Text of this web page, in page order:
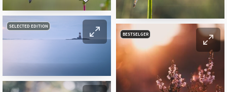
SELECTED EDITION
BESTSELGER